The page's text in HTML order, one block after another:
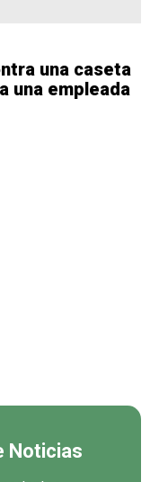
una caseta
una empleada
Noticias